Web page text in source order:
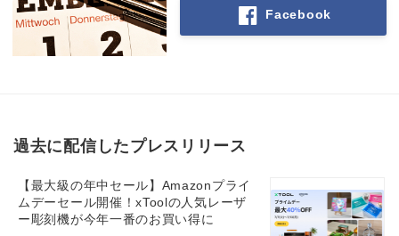
Facebook
過去に配信したプレスリリース
【最大級の年中セール】Amazonプライ
ムデーセール開催！xToolの人気レーザ
ー彫刻機が今年一番のお買い得に